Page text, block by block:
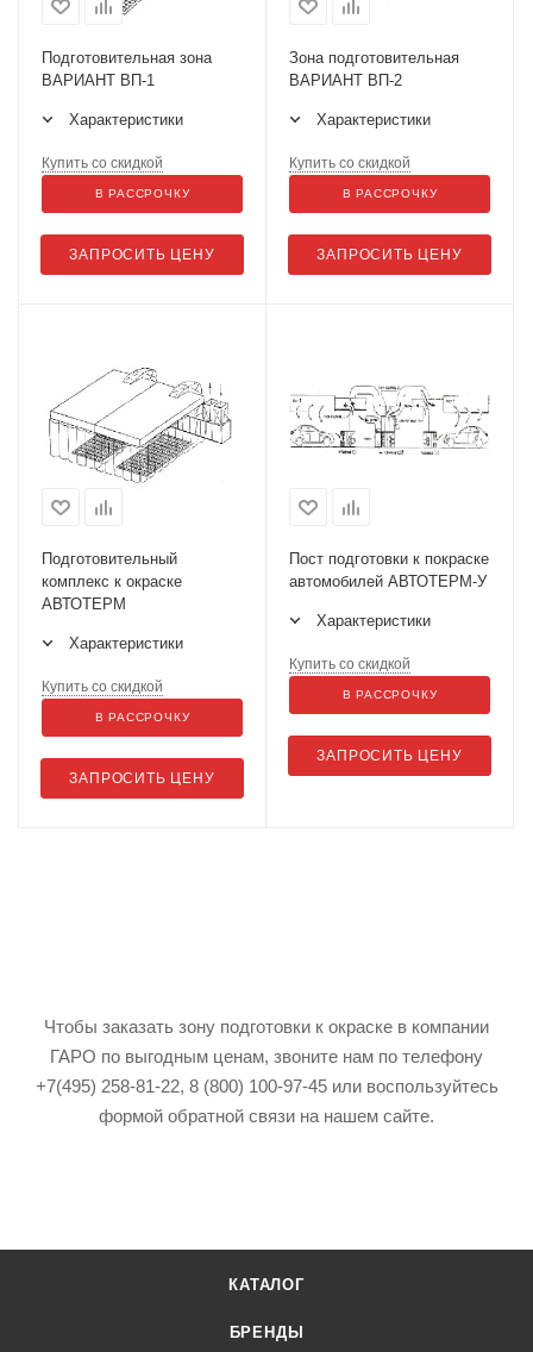
Подготовительная зона
ВАРИАНТ ВП-1
Характеристики
ЗАПРОСИТЬ ЦЕНУ
Купить со скидкой
В РАССРОЧКУ
Зона подготовительная
ВАРИАНТ ВП-2
Характеристики
ЗАПРОСИТЬ ЦЕНУ
Купить со скидкой
В РАССРОЧКУ
Подготовительный
комплекс к окраске
АВТОТЕРМ
Характеристики
ЗАПРОСИТЬ ЦЕНУ
Купить со скидкой
В РАССРОЧКУ
Пост подготовки к покраске
автомобилей АВТОТЕРМ-У
Характеристики
ЗАПРОСИТЬ ЦЕНУ
Купить со скидкой
В РАССРОЧКУ
Чтобы заказать зону подготовки к окраске в компании
ГАРО по выгодным ценам, звоните нам по телефону
+7(495) 258-81-22, 8 (800) 100-97-45 или воспользуйтесь
формой обратной связи на нашем сайте.
КАТАЛОГ
БРЕНДЫ